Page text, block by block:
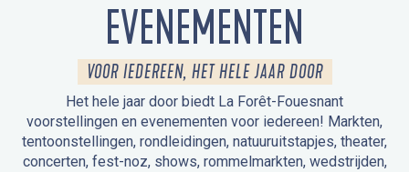
EVENEMENTEN
VOOR IEDEREEN, HET HELE JAAR DOOR
Het hele jaar door biedt La Forêt-Fouesnant
voorstellingen en evenementen voor iedereen! Markten,
tentoonstellingen, rondleidingen, natuuruitstapjes, theater,
concerten, fest-noz, shows, rommelmarkten, wedstrijden,